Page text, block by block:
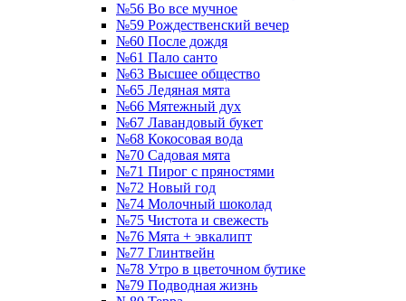
№56 Во все мучное
№59 Рождественский вечер
№60 После дождя
№61 Пало санто
№63 Высшее общество
№65 Ледяная мята
№66 Мятежный дух
№67 Лавандовый букет
№68 Кокосовая вода
№70 Садовая мята
№71 Пирог с пряностями
№72 Новый год
№74 Молочный шоколад
№75 Чистота и свежесть
№76 Мята + эвкалипт
№77 Глинтвейн
№78 Утро в цветочном бутике
№79 Подводная жизнь